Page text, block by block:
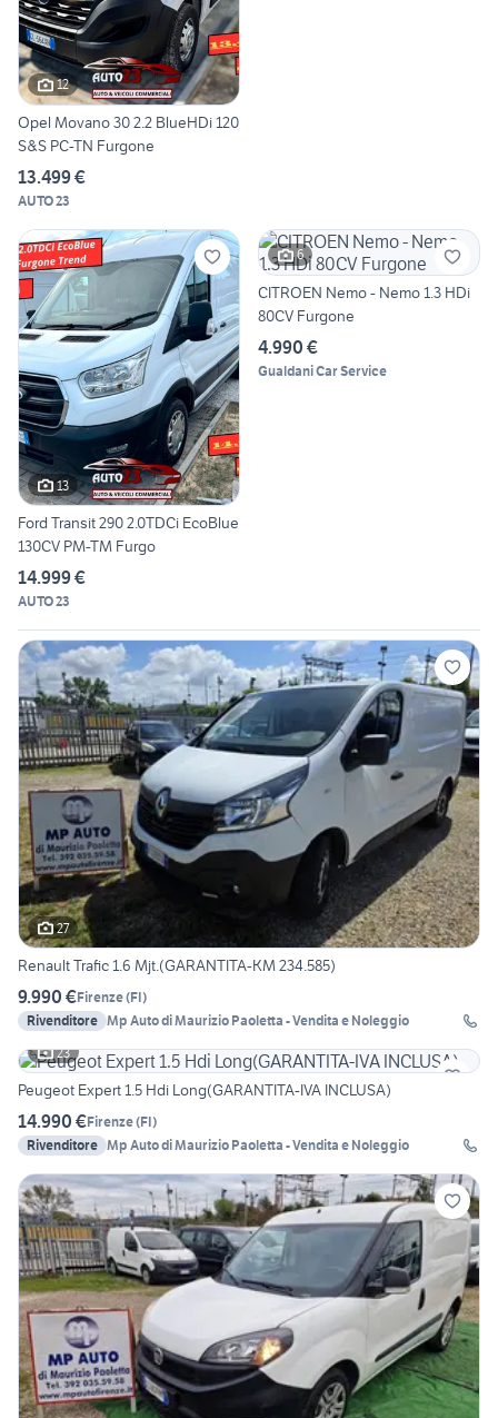
12
Opel Movano 30 2.2 BlueHDi 120
S&S PC-TN Furgone
13.499 €
AUTO 23
13
Ford Transit 290 2.0TDCi EcoBlue
130CV PM-TM Furgo
14.999 €
AUTO 23
6
CITROEN Nemo - Nemo 1.3 HDi
80CV Furgone
4.990 €
Gualdani Car Service
27
Renault Trafic 1.6 Mjt.(GARANTITA-KM 234.585)
9.990 €Firenze(FI)
Rivenditore Mp Auto di Maurizio Paoletta - Vendita e Noleggio
23
Peugeot Expert 1.5 Hdi Long(GARANTITA-IVA INCLUSA)
14.990 €Firenze(FI)
Rivenditore Mp Auto di Maurizio Paoletta - Vendita e Noleggio